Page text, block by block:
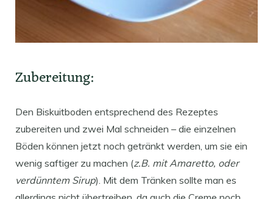
Zubereitung:
Den Biskuitboden entsprechend des Rezeptes
zubereiten und zwei Mal schneiden – die einzelnen
Böden können jetzt noch getränkt werden, um sie ein
wenig saftiger zu machen (z.B. mit Amaretto, oder
verdünntem Sirup). Mit dem Tränken sollte man es